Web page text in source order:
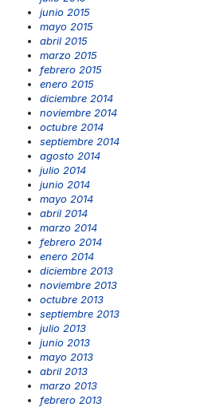
junio 2015
mayo 2015
abril 2015
marzo 2015
febrero 2015
enero 2015
diciembre 2014
noviembre 2014
octubre 2014
septiembre 2014
agosto 2014
julio 2014
junio 2014
mayo 2014
abril 2014
marzo 2014
febrero 2014
enero 2014
diciembre 2013
noviembre 2013
octubre 2013
septiembre 2013
julio 2013
junio 2013
mayo 2013
abril 2013
marzo 2013
febrero 2013